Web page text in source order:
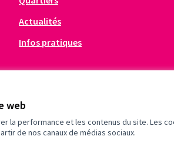
web
la performance et les contenus du site. Les
de nos canaux de médias sociaux.
Actualités
Infos pratiques